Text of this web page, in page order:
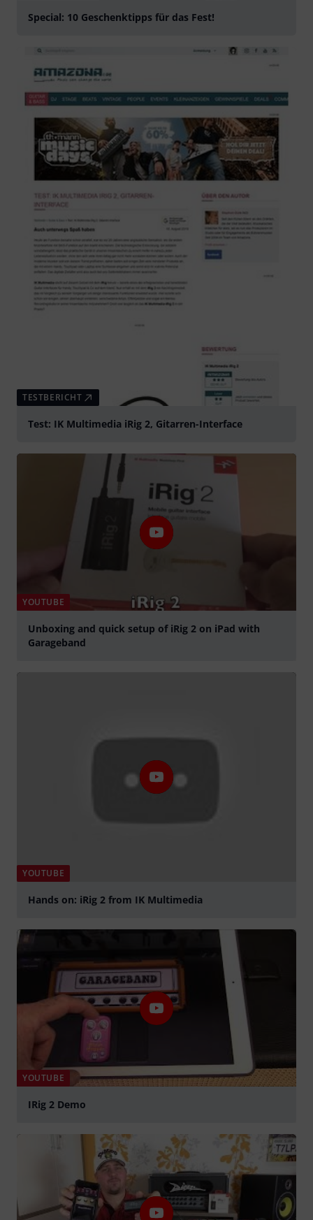
Special: 10 Geschenktipps für das Fest!
TESTBERICHT
Test: IK Multimedia iRig 2, Gitarren-Interface
YOUTUBE
Unboxing and quick setup of iRig 2 on iPad with
Garageband
YOUTUBE
Hands on: iRig 2 from IK Multimedia
YOUTUBE
IRig 2 Demo